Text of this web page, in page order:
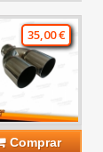
35,00 €
Comprar